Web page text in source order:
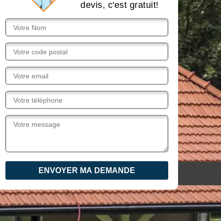
devis, c'est gratuit!